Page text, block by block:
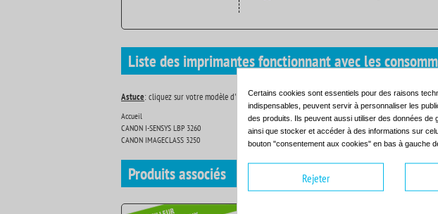
Liste des imprimantes fonctionnant avec les
Astuce: cliquez sur votre modèle d'imprimante pour découvrir d'un seul coup d'oeil tous les
Accueil
CANON I-SENSYS LBP 3260
CANON IMAGECLASS 3250
CANON IMAGECLASS 4000
CANON IMAGECLASS 4000 E
CANON IMAGECLASS 4000 ED
Produitsassociés
Certains cookies sont essentiels pour des raisons
indispensables, peuvent servir à personnaliser les
des produits. Ils peuvent aussi utiliser des données de
ainsi que stocker et accéder à des informations sur
bouton "consentement aux cookies" en bas à gauche
Rejeter